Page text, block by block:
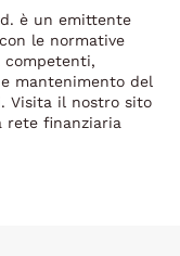
è un emittente
le normative
competenti,
mantenimento del
Visita il nostro sito
rete finanziaria